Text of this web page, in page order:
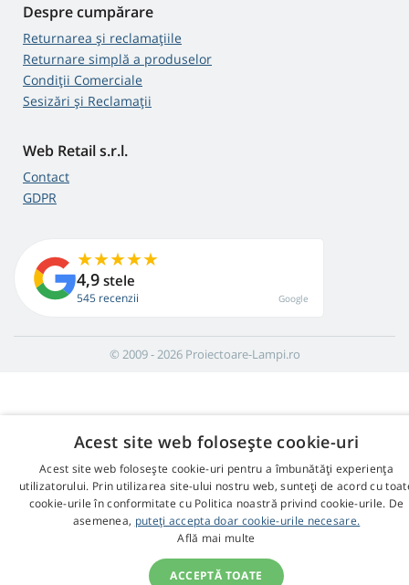
Despre cumpărare
Returnarea și reclamațiile
Returnare simplă a produselor
Condiții Comerciale
Sesizări și Reclamații
Web Retail s.r.l.
Contact
GDPR
4,9 stele
545 recenzii Google
© 2009 - 2026 Proiectoare-Lampi.ro
Acest site web folosește cookie-uri
Acest site web folosește cookie-uri pentru a îmbunătăți experiența
utilizatorului. Prin utilizarea site-ului nostru web, sunteți de acord cu
cookie-urile în conformitate cu Politica noastră privind cookie-urile. De
asemenea, puteți accepta doar cookie-urile necesare.
Află mai multe
ACCEPTĂ TOATE